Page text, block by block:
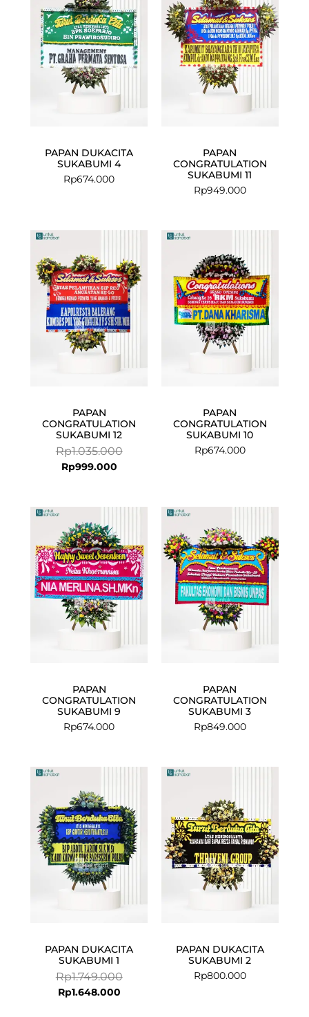
PAPAN DUKACITA
SUKABUMI 4
Rp674.000
PAPAN
CONGRATULATION
SUKABUMI 11
Rp949.000
PAPAN
CONGRATULATION
SUKABUMI 12
Rp1.035.000
was:
Rp1.035.000.
Rp999.000
is:
Rp999.000.
PAPAN
CONGRATULATION
SUKABUMI 10
Rp674.000
PAPAN
CONGRATULATION
SUKABUMI 9
Rp674.000
PAPAN
CONGRATULATION
SUKABUMI 3
Rp849.000
PAPAN DUKACITA
SUKABUMI 1
Rp1.749.000
Rp1.749.000.
Rp1.648.000
Rp1.648.000.
PAPAN DUKACITA
SUKABUMI 2
Rp800.000